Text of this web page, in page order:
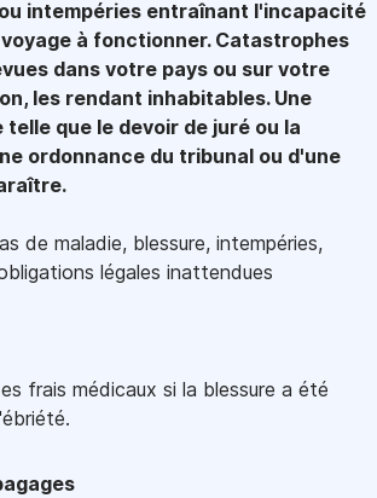
intempéries entraînant l'incapacité
à fonctionner. Catastrophes
dans votre pays ou sur votre
les rendant inhabitables. Une
que le devoir de juré ou la
ordonnance du tribunal ou d'une
de maladie, blessure, intempéries,
légales inattendues
frais médicaux si la blessure a été